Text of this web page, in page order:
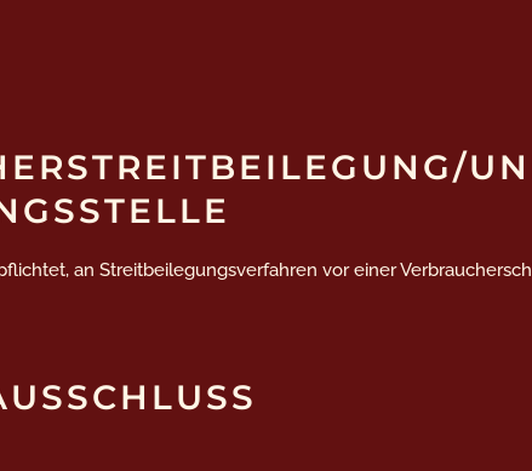
an Streitbeilegungsverfahren vor einer